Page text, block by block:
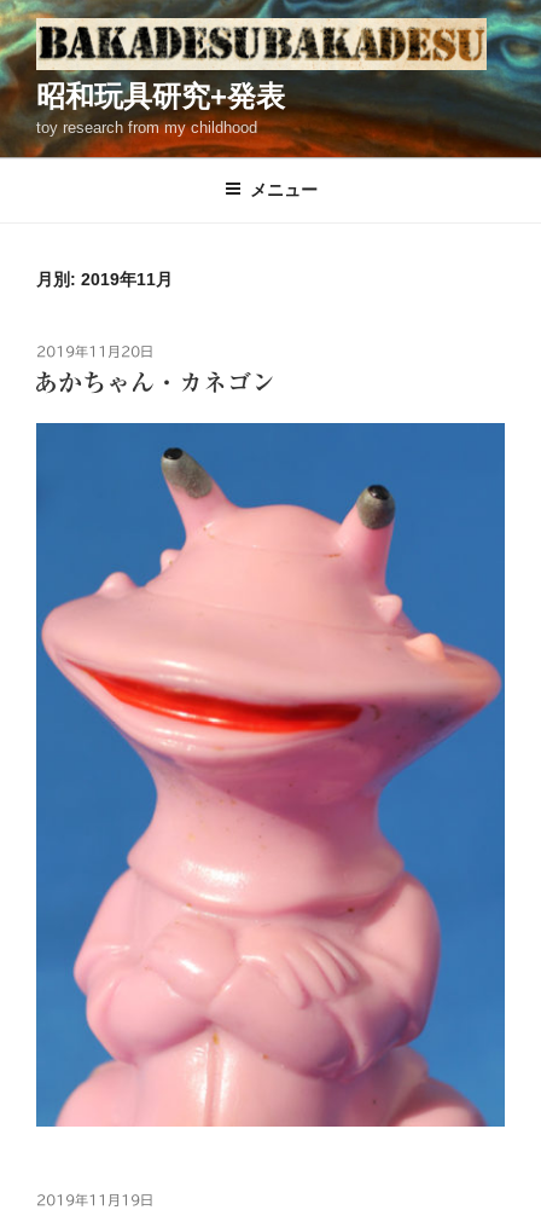
コ
ン
テ
ン
ツ
へ
昭和玩具研究+発表
toy research from my childhood
メニュー
月別: 2019年11月
投
稿
日:
2019年11月20日
あかちゃん・カネゴン
投
2019年11月19日